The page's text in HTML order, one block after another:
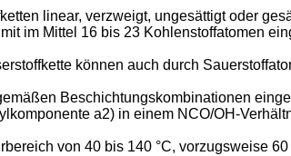
linear, verzweigt, ungesättigt oder
im Mittel 16 bis 23 Kohlenstoffatomen
können auch durch
Beschichtungskombinationen
a2) in einem NCO/OH-
von 40 bis 140 °C, vorzugsweise